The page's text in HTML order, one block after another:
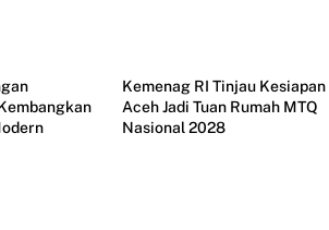
Kemenag RI Tinjau Kesiapan
Aceh Jadi Tuan Rumah MTQ
Nasional 2028